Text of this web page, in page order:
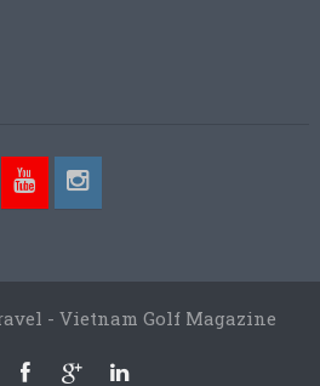
- Vietnam Golf Magazine